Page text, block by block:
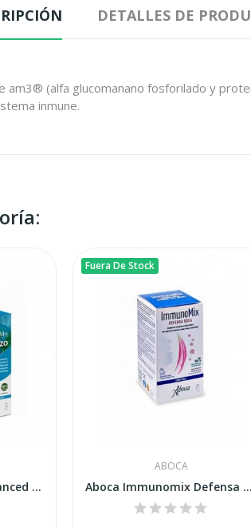
DETALLES DE
am3® (alfa glucomanano fosforilado y
inmune.
Aboca Natura Mix Advanced Refuerzo 20 + 8 Sobres
Fuera De Stock
ABOCA
Aboca Immunomix Defensa Boca Spray 30ml